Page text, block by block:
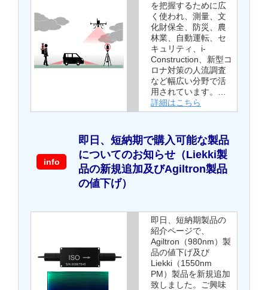
を把握するために広
く使われ、測量、文
化財保全、防災、農
林業、自動運転、セ
キュリティ、i-
Construction、新型コ
ロナ対策の人流調査
など幅広い分野で活
用されています。…
詳細はこちら
info
即日、短納期で購入可能な製品
についてのお知らせ（Liekki製
品の新規追加及びAgiltron製品
の値下げ）
即日、短納期製品の
紹介ページで、
Agiltron（980nm）製
品の値下げ及び
Liekki（1550nm
PM）製品を新規追加
致しました。ご興味